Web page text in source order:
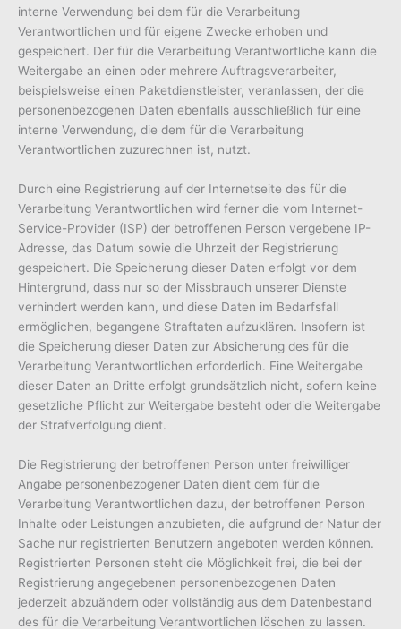
interne Verwendung bei dem für die Verarbeitung
Verantwortlichen und für eigene Zwecke erhoben und
gespeichert. Der für die Verarbeitung Verantwortliche kann die
Weitergabe an einen oder mehrere Auftragsverarbeiter,
beispielsweise einen Paketdienstleister, veranlassen, der die
personenbezogenen Daten ebenfalls ausschließlich für eine
interne Verwendung, die dem für die Verarbeitung
Verantwortlichen zuzurechnen ist, nutzt.
Durch eine Registrierung auf der Internetseite des für die
Verarbeitung Verantwortlichen wird ferner die vom Internet-
Service-Provider (ISP) der betroffenen Person vergebene IP-
Adresse, das Datum sowie die Uhrzeit der Registrierung
gespeichert. Die Speicherung dieser Daten erfolgt vor dem
Hintergrund, dass nur so der Missbrauch unserer Dienste
verhindert werden kann, und diese Daten im Bedarfsfall
ermöglichen, begangene Straftaten aufzuklären. Insofern ist
die Speicherung dieser Daten zur Absicherung des für die
Verarbeitung Verantwortlichen erforderlich. Eine Weitergabe
dieser Daten an Dritte erfolgt grundsätzlich nicht, sofern keine
gesetzliche Pflicht zur Weitergabe besteht oder die Weitergabe
der Strafverfolgung dient.
Die Registrierung der betroffenen Person unter freiwilliger
Angabe personenbezogener Daten dient dem für die
Verarbeitung Verantwortlichen dazu, der betroffenen Person
Inhalte oder Leistungen anzubieten, die aufgrund der Natur der
Sache nur registrierten Benutzern angeboten werden können.
Registrierten Personen steht die Möglichkeit frei, die bei der
Registrierung angegebenen personenbezogenen Daten
jederzeit abzuändern oder vollständig aus dem Datenbestand
des für die Verarbeitung Verantwortlichen löschen zu lassen.